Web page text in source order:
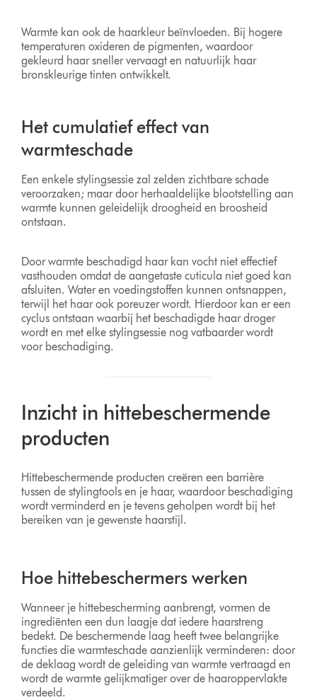
Warmte kan ook de haarkleur beïnvloeden. Bij hogere
temperaturen oxideren de pigmenten, waardoor
gekleurd haar sneller vervaagt en natuurlijk haar
bronskleurige tinten ontwikkelt.
Het cumulatief effect van
warmteschade
Een enkele stylingsessie zal zelden zichtbare schade
veroorzaken; maar door herhaaldelijke blootstelling aan
warmte kunnen geleidelijk droogheid en broosheid
ontstaan.
Door warmte beschadigd haar kan vocht niet effectief
vasthouden omdat de aangetaste cuticula niet goed kan
afsluiten. Water en voedingstoffen kunnen ontsnappen,
terwijl het haar ook poreuzer wordt. Hierdoor kan er een
cyclus ontstaan waarbij het beschadigde haar droger
wordt en met elke stylingsessie nog vatbaarder wordt
voor beschadiging.
Inzicht in hittebeschermende
producten
Hittebeschermende producten creëren een barrière
tussen de stylingtools en je haar, waardoor beschadiging
wordt verminderd en je tevens geholpen wordt bij het
bereiken van je gewenste haarstijl.
Hoe hittebeschermers werken
Wanneer je hittebescherming aanbrengt, vormen de
ingrediënten een dun laagje dat iedere haarstreng
bedekt. De beschermende laag heeft twee belangrijke
functies die warmteschade aanzienlijk verminderen: door
de deklaag wordt de geleiding van warmte vertraagd en
wordt de warmte gelijkmatiger over de haaroppervlakte
verdeeld.